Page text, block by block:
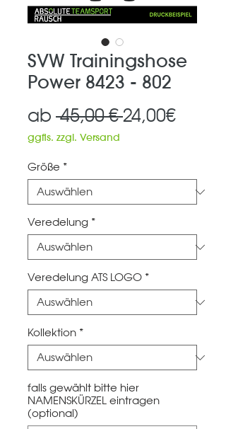
SVW Trainingshose
Power 8423 - 802
ab 45,00 € 24,00€Sale-
ggfls. zzgl. Versand
Größe *
Veredelung *
Veredelung ATS LOGO *
Kollektion *
falls gewählt bitte hier
NAMENSKÜRZEL eintragen
(optional)